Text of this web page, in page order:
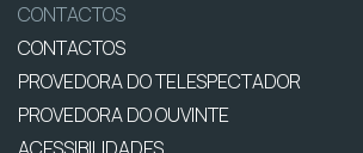
CONTACTOS
CONTACTOS
PROVEDORA DO TELESPECTADOR
PROVEDORA DO OUVINTE